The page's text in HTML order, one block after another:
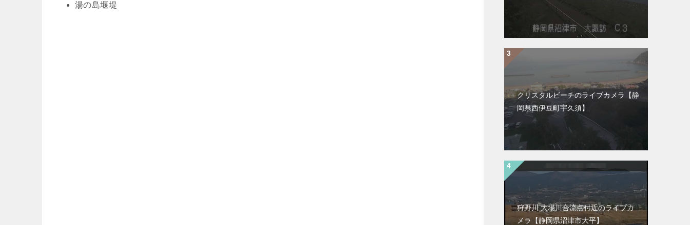
湯の島堰堤
クリスタルビーチのライブカメラ【静
岡県西伊豆町宇久須】
狩野川 大場川合流点付近のライブカ
メラ【静岡県沼津市大平】